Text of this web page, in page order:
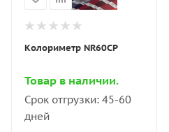
Колориметр NR60CP
Товар в наличии.
Срок отгрузки: 45-60
дней